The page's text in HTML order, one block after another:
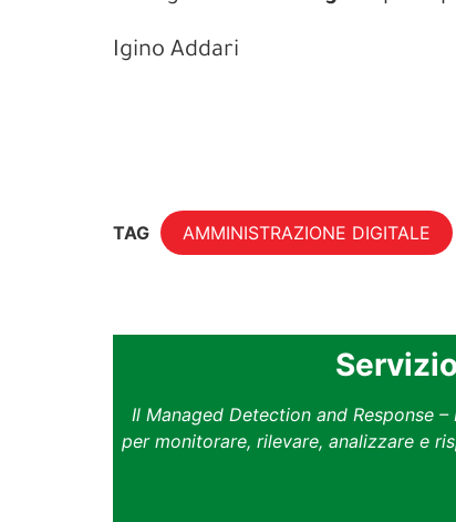
Igino Addari
TAG AMMINISTRAZIONE DIGITALE
Il Managed Detection and Response
per monitorare, rilevare, analizzare e